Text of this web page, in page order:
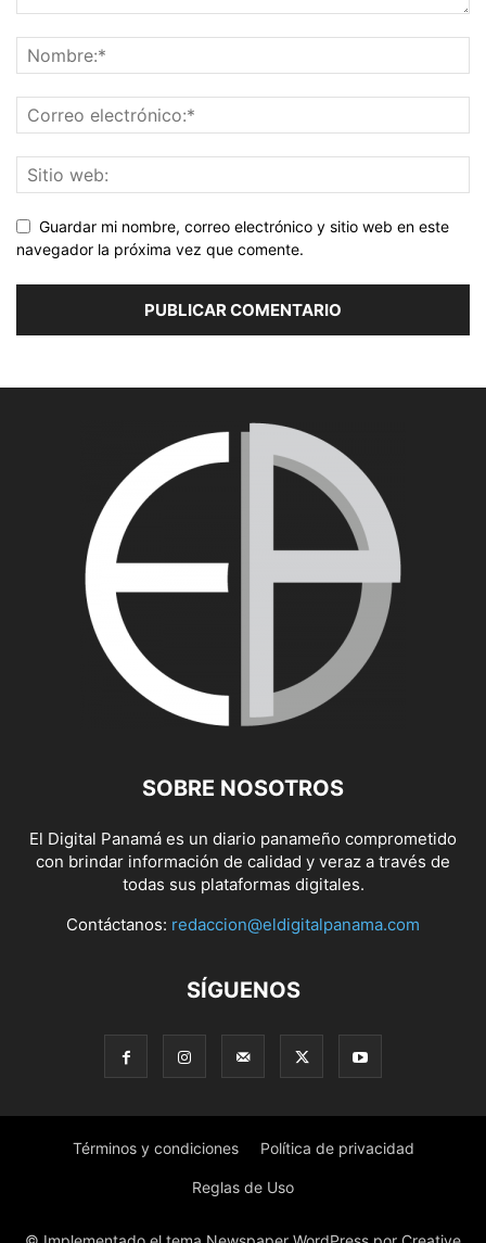
Guardar mi nombre, correo electrónico y sitio web en este
navegador la próxima vez que comente.
SOBRE NOSOTROS
El Digital Panamá es un diario panameño comprometido
con brindar información de calidad y veraz a través de
todas sus plataformas digitales.
Contáctanos: redaccion@eldigitalpanama.com
SÍGUENOS
Términos y condiciones Política de privacidad
Reglas de Uso